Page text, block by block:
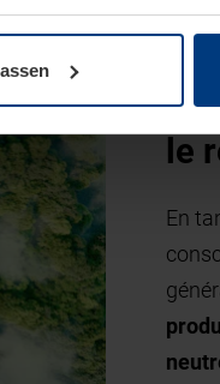
op onze website